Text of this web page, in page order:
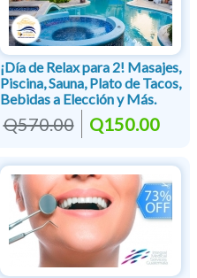
¡Día de Relax para 2! Masajes,
Piscina, Sauna, Plato de Tacos,
Bebidas a Elección y Más.
Q570.00 Q150.00